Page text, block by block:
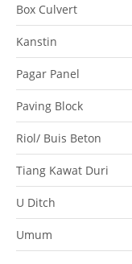
Box Culvert
Kanstin
Pagar Panel
Paving Block
Riol/ Buis Beton
Tiang Kawat Duri
U Ditch
Umum